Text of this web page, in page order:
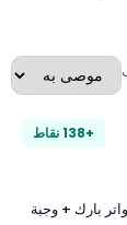
+ وجبة